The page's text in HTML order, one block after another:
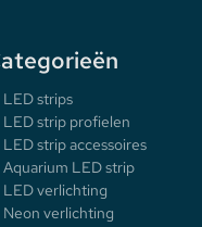
LED strips
LED strip profielen
LED strip accessoires
Aquarium LED strip
LED verlichting
Neon verlichting